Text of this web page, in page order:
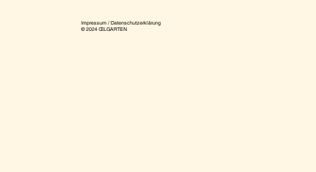
Impressum / Datenschutzerklärung
© 2024 ŒLGARTEN